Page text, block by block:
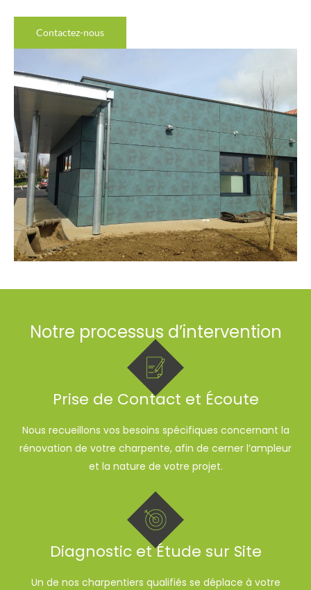
Contactez-nous
Notre processus d’intervention
Prise de Contact et Écoute
Nous recueillons vos besoins spécifiques concernant la
rénovation de votre charpente, afin de cerner l’ampleur
et la nature de votre projet.
Diagnostic et Étude sur Site
Un de nos charpentiers qualifiés se déplace à votre